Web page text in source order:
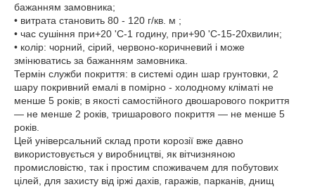
бажанням замовника;
• витрата становить 80 - 120 г/кв. м ;
• час сушіння при+20 'С-1 годину, при+90 'С-15-20хвилин;
• колір: чорний, сірий, червоно-коричневий і може
змінюватись за бажанням замовника.
Термін служби покриття: в системі один шар грунтовки, 2
шару покривний емалі в помірно - холодному кліматі не
менше 5 років; в якості самостійного двошарового покриття
— не менше 2 років, тришарового покриття — не менше 5
років.
Цей універсальний склад проти корозії вже давно
використовується у виробництві, як вітчизняною
промисловістю, так і простим споживачем для побутових
цілей, для захисту від іржі дахів, гаражів, парканів, днищ